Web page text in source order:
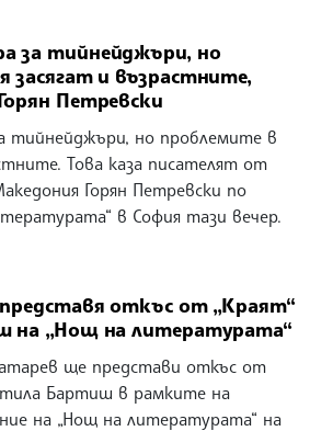
за тийнейджъри, но
засягат и възрастните,
Петревски
тийнейджъри, но проблемите в
Това каза писателят от
Горян Петревски по
в София тази вечер.
представя откъс от „Краят“
на „Нощ на литературата“
ще представи откъс от
Бартиш в рамките на
на „Нощ на литературата“ на